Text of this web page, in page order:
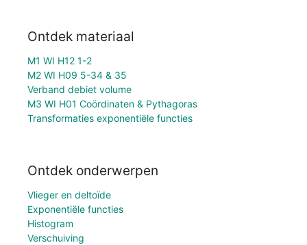
Ontdek materiaal
M1 WI H12 1-2
M2 WI H09 5-34 & 35
Verband debiet volume
M3 WI H01 Coördinaten & Pythagoras
Transformaties exponentiële functies
Ontdek onderwerpen
Vlieger en deltoïde
Exponentiële functies
Histogram
Verschuiving